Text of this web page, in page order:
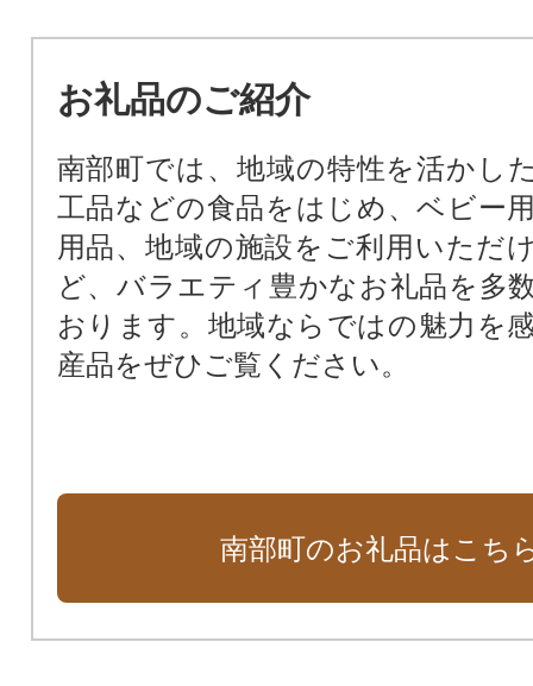
お礼品のご紹介
南部町では、地域の特性を活かし
工品などの食品をはじめ、ベビー
用品、地域の施設をご利用いただ
ど、バラエティ豊かなお礼品を多
おります。地域ならではの魅力を
産品をぜひご覧ください。
南部町のお礼品はこち